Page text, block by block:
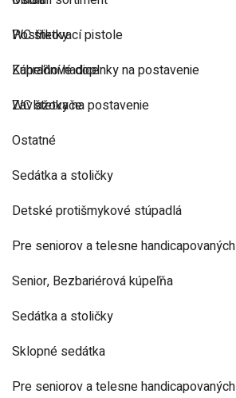
Postřikovací pistole
Zahradní hadice
Zavlažovače
WC štetky
Kúpeľňové doplnky na postavenie
WC štetky na postavenie
Ostatné
Sedátka a stoličky
Detské protišmykové stúpadlá
Pre seniorov a telesne handicapovaných
Senior, Bezbariérová kúpeľňa
Sedátka a stoličky
Sklopné sedátka
Pre seniorov a telesne handicapovaných